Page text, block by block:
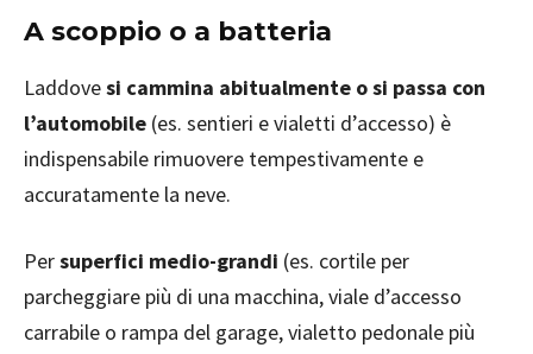
A scoppio o a batteria
Laddovesi cammina abitualmente o si passa con
l’automobile (es. sentieri e vialetti d’accesso) è
indispensabile rimuovere tempestivamente e
accuratamente la neve.
Persuperfici medio-grandi (es. cortile per
parcheggiare più di una macchina, viale d’accesso
carrabile o rampa del garage, vialetto pedonale più